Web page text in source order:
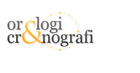
contenuto